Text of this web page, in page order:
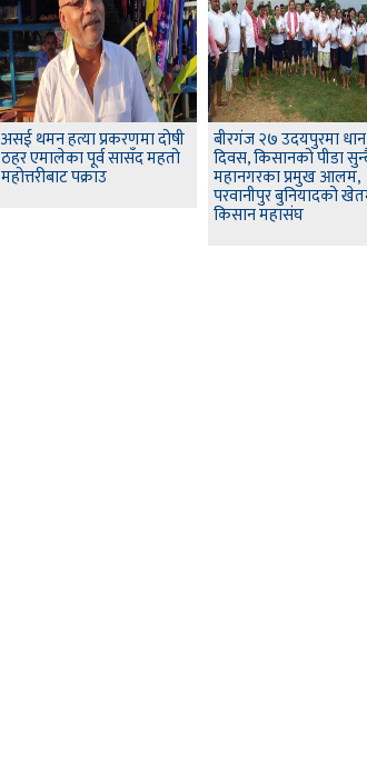
असई थमन हत्या प्रकरणमा दोषी
ठहर एमालेका पूर्व सासँद महतो
महोत्तरीबाट पक्राउ
बीरगंज २७ उदयपुरमा धान
दिवस, किसानको पीडा
महानगरका प्रमुख आलम,
परवानीपुर बुनियादको
किसान महासंघ